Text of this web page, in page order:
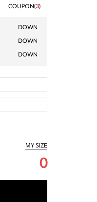
COUPON(3)
DOWN
DOWN
DOWN
MY SIZE
0